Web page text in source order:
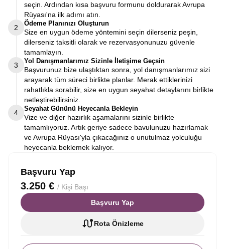
seçin. Ardından kısa başvuru formunu doldurarak Avrupa
Rüyası'na ilk adımı atın.
2
Ödeme Planınızı Oluşturun
Size en uygun ödeme yöntemini seçin dilerseniz peşin,
dilerseniz taksitli olarak ve rezervasyonunuzu güvenle
tamamlayın.
3
Yol Danışmanlarımız Sizinle İletişime Geçsin
Başvurunuz bize ulaştıktan sonra, yol danışmanlarımız sizi
arayarak tüm süreci birlikte planlar. Merak ettiklerinizi
rahatlıkla sorabilir, size en uygun seyahat detaylarını birlikte
netleştirebilirsiniz.
4
Seyahat Gününü Heyecanla Bekleyin
Vize ve diğer hazırlık aşamalarını sizinle birlikte
tamamlıyoruz. Artık geriye sadece bavulunuzu hazırlamak
ve Avrupa Rüyası'yla çıkacağınız o unutulmaz yolculuğu
heyecanla beklemek kalıyor.
Başvuru Yap
3.250 € / Kişi Başı
Başvuru Yap
Rota Önizleme